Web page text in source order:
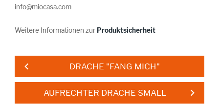
info@miocasa.com
Weitere Informationen zur Produktsicherheit
DRACHE "FANG MICH"
AUFRECHTER DRACHE SMALL